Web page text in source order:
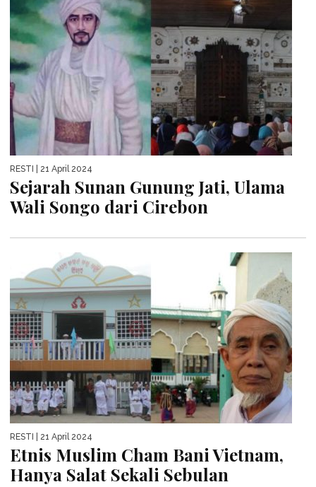
RESTI | 21 April 2024
Sejarah Sunan Gunung Jati, Ulama
Wali Songo dari Cirebon
RESTI | 21 April 2024
Etnis Muslim Cham Bani Vietnam,
Hanya Salat Sekali Sebulan